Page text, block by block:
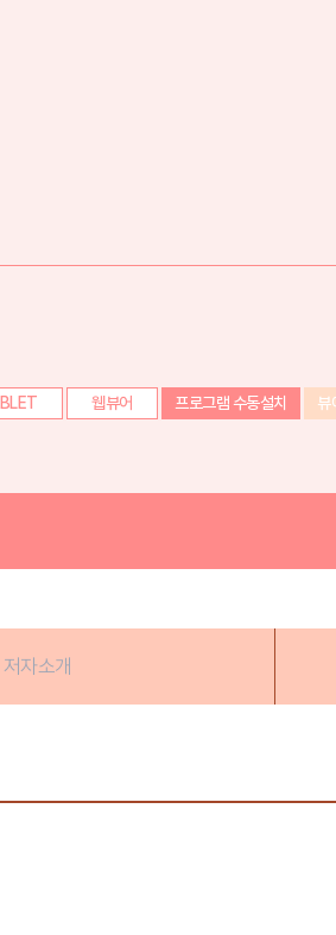
웹뷰어 프로그램 수동설치 뷰
저자소개